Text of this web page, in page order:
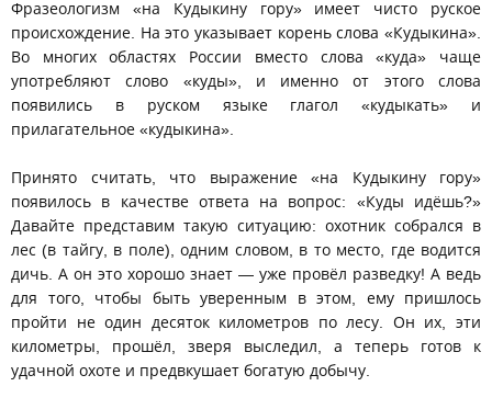
Фразеологизм «на Кудыкину гору» имеет чисто руское
происхождение. На это указывает корень слова «Кудыкина».
Во многих областях России вместо слова «куда» чаще
употребляют слово «куды», и именно от этого слова
появились в руском языке глагол «кудыкать» и
прилагательное «кудыкина».
Принято считать, что выражение «на Кудыкину гору»
появилось в качестве ответа на вопрос: «Куды идёшь?»
Давайте представим такую ситуацию: охотник собрался в
лес (в тайгу, в поле), одним словом, в то место, где водится
дичь. А он это хорошо знает — уже провёл разведку! А ведь
для того, чтобы быть уверенным в этом, ему пришлось
пройти не один десяток километров по лесу. Он их, эти
километры, прошёл, зверя выследил, а теперь готов к
удачной охоте и предвкушает богатую добычу.